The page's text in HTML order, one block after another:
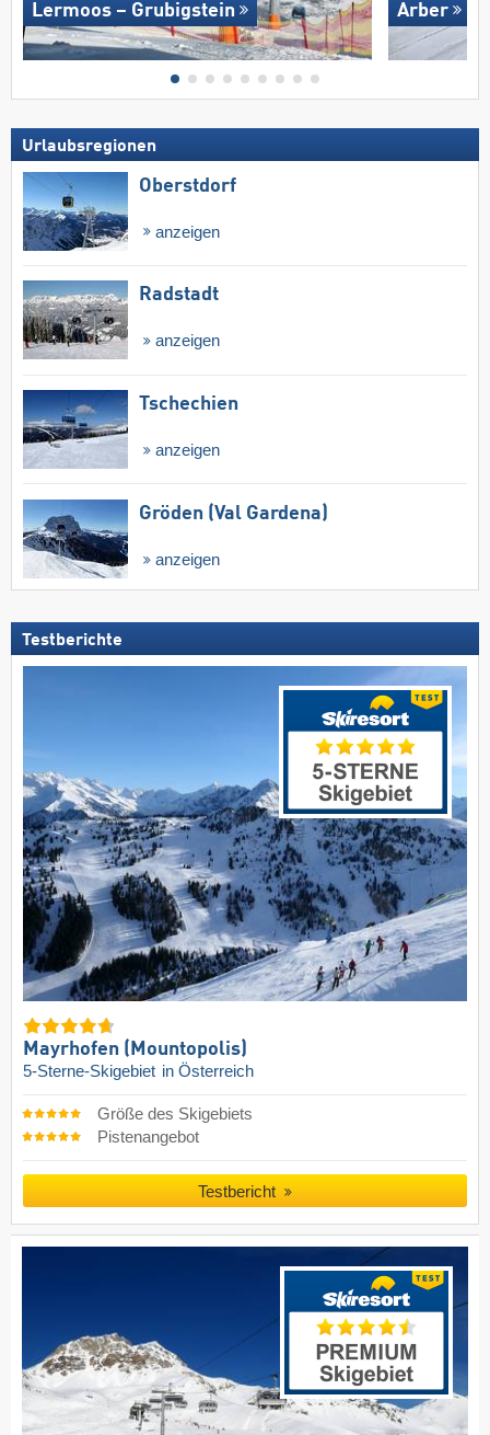
Lermoos – Grubigstein Arber
Urlaubsregionen
Oberstdorf
anzeigen
Radstadt
anzeigen
Tschechien
anzeigen
Gröden (Val Gardena)
anzeigen
Testberichte
Mayrhofen (Mountopolis)
5-Sterne-Skigebiet in Österreich
Größe des Skigebiets
Pistenangebot
Testbericht